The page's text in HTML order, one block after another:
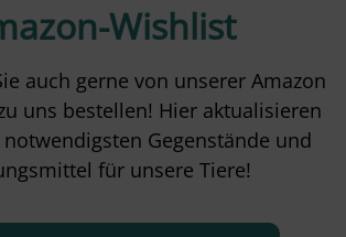
Wishlist
auch gerne von unserer Amazon
uns bestellen! Hier aktualisieren
Gegenstände und
für unsere Tiere!